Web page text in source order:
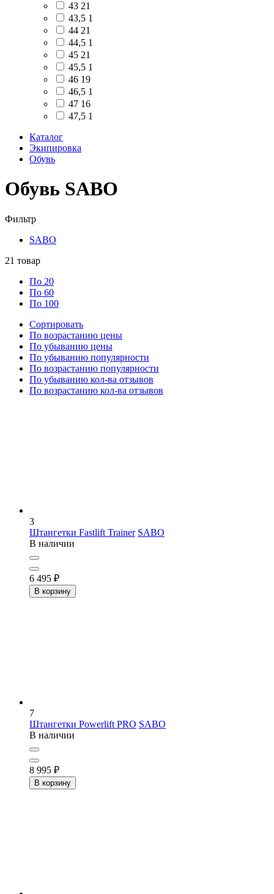
43 21
43,5 1
44 21
44,5 1
45 21
45,5 1
46 19
46,5 1
47 16
47,5 1
Каталог
Экипировка
Обувь
Обувь SABO
Фильтр
SABO
21 товар
По 20
По 60
По 100
Сортировать
По возрастанию цены
По убыванию цены
По убыванию популярности
По возрастанию популярности
По убыванию кол-ва отзывов
По возрастанию кол-ва отзывов
3
Штангетки Fastlift Trainer SABO
В наличии
6 495 ₽
В корзину
7
Штангетки Powerlift PRO SABO
В наличии
8 995 ₽
В корзину